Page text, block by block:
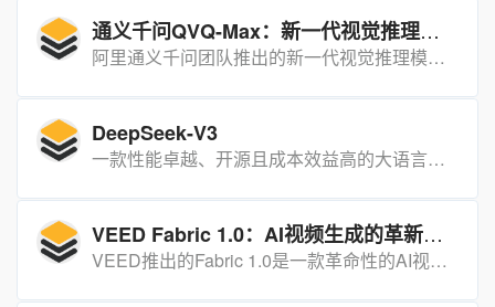
通义千问QVQ-Max：新一代视觉推理模型
阿里通义千问团队推出的新一代视觉推理模型，能够“看懂”图片和视频内容，并结合信息进行分析、推理和解决问题。
DeepSeek-V3
一款性能卓越、开源且成本效益高的大语言模型，具备强大的自然语言处理能力，广泛应用于语言生成、问答、对话系统等领域。
VEED Fabric 1.0：AI视频生成的革新利器
VEED推出的Fabric 1.0是一款革命性的AI视频生成工具，它凭借强大的AI技术，为用户提供从文本到视频的高效创作体验，极大地简化了视频制作流程。